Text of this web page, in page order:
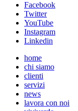
Facebook
Twitter
YouTube
Instagram
Linkedin
home
chi siamo
clienti
servizi
news
lavora con noi